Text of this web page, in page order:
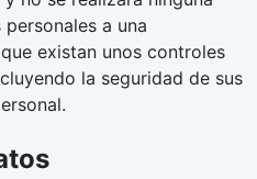
a una
existan unos controles
la seguridad de sus